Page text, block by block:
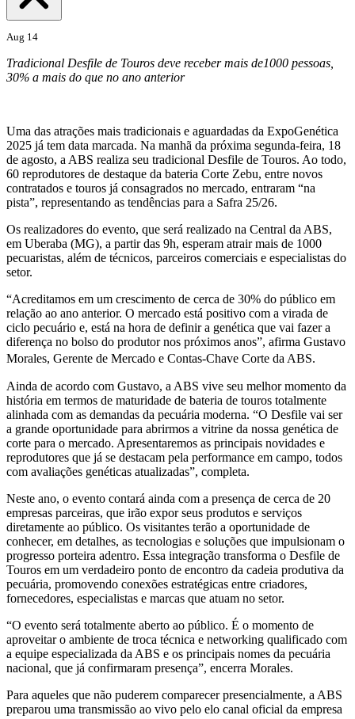
Aug 14
Tradicional Desfile de Touros deve receber mais de1000 pessoas,
30% a mais do que no ano anterior
Uma das atrações mais tradicionais e aguardadas da ExpoGenética
2025 já tem data marcada. Na manhã da próxima segunda-feira, 18
de agosto, a ABS realiza seu tradicional Desfile de Touros. Ao todo,
60 reprodutores de destaque da bateria Corte Zebu, entre novos
contratados e touros já consagrados no mercado, entraram “na
pista”, representando as tendências para a Safra 25/26.
Os realizadores do evento, que será realizado na Central da ABS,
em Uberaba (MG), a partir das 9h, esperam atrair mais de 1000
pecuaristas, além de técnicos, parceiros comerciais e especialistas do
setor.
“Acreditamos em um crescimento de cerca de 30% do público em
relação ao ano anterior. O mercado está positivo com a virada de
ciclo pecuário e, está na hora de definir a genética que vai fazer a
diferença no bolso do produtor nos próximos anos”, afirma Gustavo
Morales, Gerente de Mercado e Contas-Chave Corte da ABS.
Ainda de acordo com Gustavo, a ABS vive seu melhor momento da
história em termos de maturidade de bateria de touros totalmente
alinhada com as demandas da pecuária moderna. “O Desfile vai ser
a grande oportunidade para abrirmos a vitrine da nossa genética de
corte para o mercado. Apresentaremos as principais novidades e
reprodutores que já se destacam pela performance em campo, todos
com avaliações genéticas atualizadas”, completa.
Neste ano, o evento contará ainda com a presença de cerca de 20
empresas parceiras, que irão expor seus produtos e serviços
diretamente ao público. Os visitantes terão a oportunidade de
conhecer, em detalhes, as tecnologias e soluções que impulsionam o
progresso porteira adentro. Essa integração transforma o Desfile de
Touros em um verdadeiro ponto de encontro da cadeia produtiva da
pecuária, promovendo conexões estratégicas entre criadores,
fornecedores, especialistas e marcas que atuam no setor.
“O evento será totalmente aberto ao público. É o momento de
aproveitar o ambiente de troca técnica e networking qualificado com
a equipe especializada da ABS e os principais nomes da pecuária
nacional, que já confirmaram presença”, encerra Morales.
Para aqueles que não puderem comparecer presencialmente, a ABS
preparou uma transmissão ao vivo pelo elo canal oficial da empresa